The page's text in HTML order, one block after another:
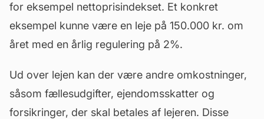
for eksempel nettoprisindekset. Et konkret
eksempel kunne være en leje på 150.000 kr. om
året med en årlig regulering på 2%.
Ud over lejen kan der være andre omkostninger,
såsom fællesudgifter, ejendomsskatter og
forsikringer, der skal betales af lejeren. Disse